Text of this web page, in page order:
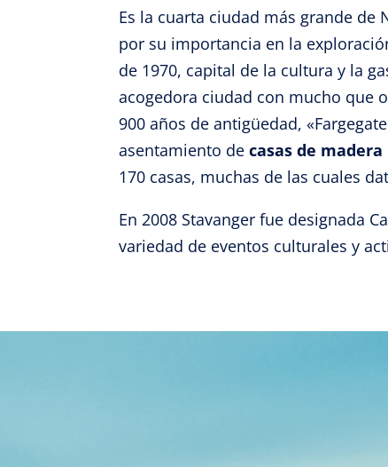
Es la cuarta ciudad más grande
por su importancia en la
de 1970, capital de la cultura y la
acogedora ciudad con mucho que
900 años de antigüedad,
asentamiento decasas de madera
170 casas, muchas de las cuales
En 2008 Stavanger fue designada
variedad de eventos culturales y